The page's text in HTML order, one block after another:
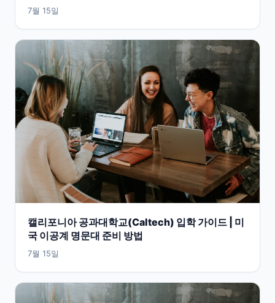
7월 15일
캘리포니아 공과대학교(Caltech) 입학 가이드 | 미
국 이공계 명문대 준비 방법
7월 15일